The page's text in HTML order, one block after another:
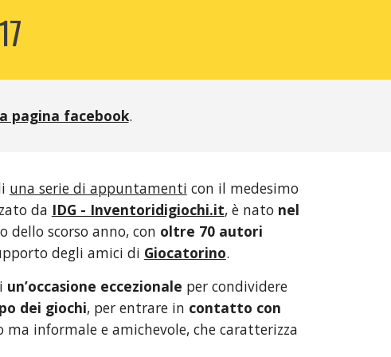
pagina facebook.
una serie di appuntamenti con il medesimo
da IDG - Inventoridigiochi.it, è nato nel
dello scorso anno, con oltre 70 autori
degli amici di Giocatorino.
un’occasione eccezionale per condividere
dei giochi, per entrare in contatto con
informale e amichevole, che caratterizza